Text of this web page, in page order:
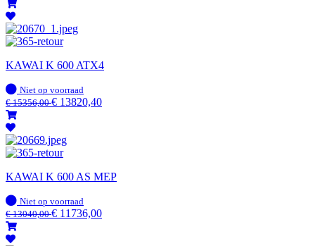
KAWAI K 600 ATX4
Op
voorraad
Niet op voorraad
€15356,00€ 13820,40
KAWAI K 600 AS MEP
Op
voorraad
Niet op voorraad
€13040,00€ 11736,00